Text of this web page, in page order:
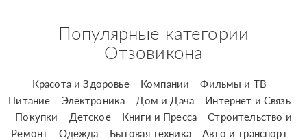
Популярные категории
Отзовикона
Красота и Здоровье Компании
Фильмы и ТВ
Питание
Электроника Дом и Дача
Интернет и Связь
Покупки
Детское Книги и Пресса
Строительство и
Ремонт
Одежда Бытовая техника
Авто и транспорт